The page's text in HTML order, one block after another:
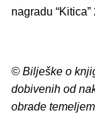
nagradu
© Bilješke o
dobivenih od
obrade